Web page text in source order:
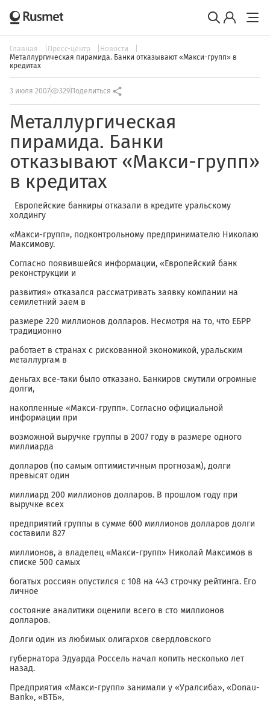
Главная Пресс-центр
Новости
Металлургическая пирамида. Банки отказывают «Макси-групп» в
кредитах
3 июля 2007 329 Поделиться
Металлургическая
пирамида. Банки
отказывают «Макси-групп»
в кредитах
Европейские банкиры отказали в кредите уральскому
холдингу
«Макси-групп», подконтрольному предпринимателю Николаю
Максимову.
Согласно появившейся информации, «Европейский банк
реконструкции и
развития» отказался рассматривать заявку компании на
семилетний заем в
размере 220 миллионов долларов. Несмотря на то, что ЕБРР
традиционно
работает в странах с рискованной экономикой, уральским
металлургам в
деньгах все-таки было отказано. Банкиров смутили огромные
долги,
накопленные «Макси-групп». Согласно официальной
информации при
возможной выручке группы в 2007 году в размере одного
миллиарда
долларов (по самым оптимистичным прогнозам), долги
превысят один
миллиард 200 миллионов долларов. В прошлом году при
выручке всех
предприятий группы в сумме 600 миллионов долларов долги
составили 827
миллионов, а владелец «Макси-групп» Николай Максимов в
списке 500 самых
богатых россиян опустился с 108 на 443 строчку рейтинга. Его
личное
состояние аналитики оценили всего в сто миллионов
долларов.
Долги один из любимых олигархов свердловского
губернатора Эдуарда Россель начал копить несколько лет
назад.
Предприятия «Макси-групп» занимали у «Уралсиба», «Donau-
Bank», «ВТБ»,